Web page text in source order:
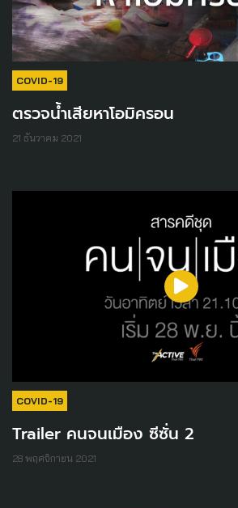
COVID-19
ตรวจน้ำเสียหาโอมิครอน
21 ธันวาคม 2021
COVID-19
Trailer คนจนเมือง ซีซั่น 2
28 พฤศจิกายน 2021